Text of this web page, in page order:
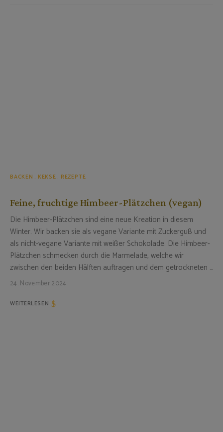
BACKEN KEKSE REZEPTE
Feine, fruchtige Himbeer-Plätzchen (vegan)
Die Himbeer-Plätzchen sind eine neue Kreation in diesem
Winter. Wir backen sie als vegane Variante mit Zuckerguß und
als nicht-vegane Variante mit weißer Schokolade. Die Himbeer-
Plätzchen schmecken durch die Marmelade, welche wir
zwischen den beiden Hälften auftragen und dem getrockneten …
24. November 2024
WEITERLESEN